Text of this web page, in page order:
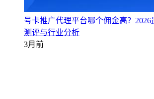
号卡推广代理平台哪个佣金高？
测评与行业分析
3月前